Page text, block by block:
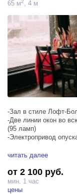
плавной
65 м , 4 м
-Зал в стиле Лофт-
-Две линии окон во
(95 ламп)
-Электропривод
диапазоне мощности,
1/13,500 секунды (t.1)
читать далее
от 2 100 руб.
мин. 1 час
цены